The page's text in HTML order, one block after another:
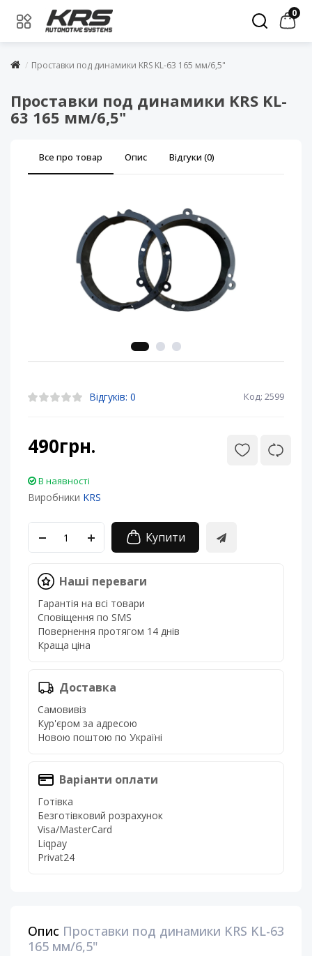
0
Проставки под динамики KRS KL-63 165 мм/6,5"
Проставки под динамики KRS KL-
63 165 мм/6,5"
Все про товар Опис Відгуки (0)
Відгуків: 0 Код: 2599
490грн.
В наявності
Виробники KRS
Купити
Наші переваги
Гарантія на всі товари
Сповіщення по SMS
Повернення протягом 14 днів
Краща ціна
Доставка
Самовивіз
Кур'єром за адресою
Новою поштою по Україні
Варіанти оплати
Готівка
Безготівковий розрахунок
Visa/MasterCard
Liqpay
Privat24
Опис Проставки под динамики KRS KL-63
165 мм/6,5"